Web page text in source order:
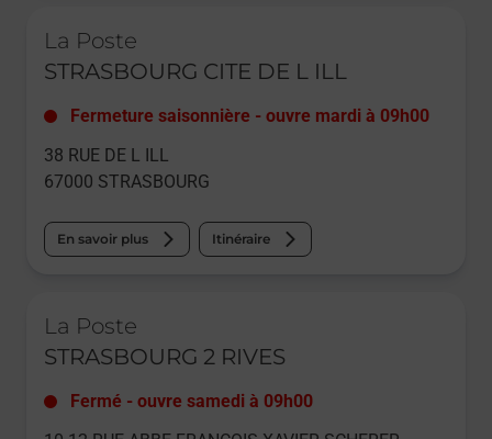
La Poste
STRASBOURG CITE DE L ILL
Fermeture saisonnière - ouvre mardi à 09h00
38 RUE DE L ILL
67000 STRASBOURG
En savoir plus Itinéraire
La Poste
STRASBOURG 2 RIVES
Fermé - ouvre samedi à 09h00